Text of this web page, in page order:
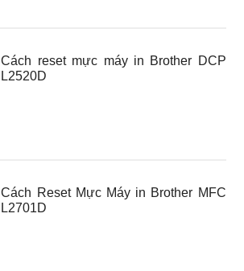
Cách reset mực máy in Brother DCP
L2520D
Cách Reset Mực Máy in Brother MFC
L2701D